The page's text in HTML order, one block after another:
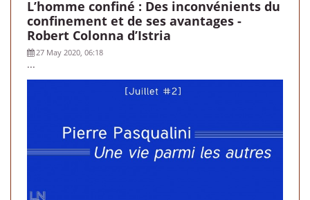
L’homme confiné : Des inconvénients du
confinement et de ses avantages -
Robert Colonna d’Istria
27 May 2020, 06:18
...